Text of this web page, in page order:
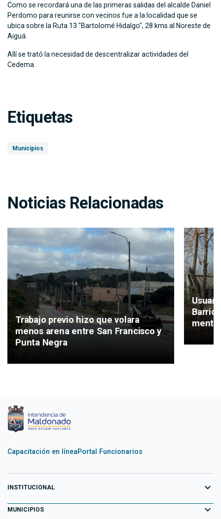
Como se recordará una de las primeras salidas del alcalde Daniel
Perdomo para reunirse con vecinos fue a la localidad que se
ubica sobre la Ruta 13 "Bartolomé Hidalgo", 28 kms al Noreste de
Aiguá.
Allí se trató la necesidad de descentralizar actividades del
Cedema.
Etiquetas
Municipios
Noticias Relacionadas
Trabajo previo hizo que volara
menos arena entre San Francisco y
Punta Negra
Capacitación en líneaPortal Funcionarios
INSTITUCIONAL expand_more
Equipo de Gobierno
MUNICIPIOS expand_more